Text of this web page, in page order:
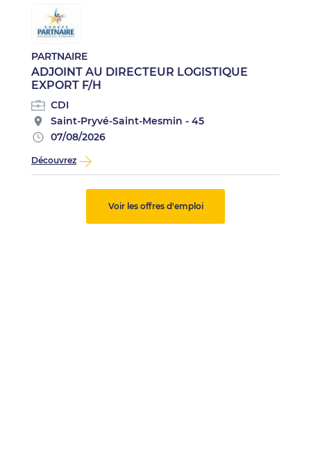
PARTNAIRE
ADJOINT AU DIRECTEUR LOGISTIQUE
EXPORT F/H
CDI
Saint-Pryvé-Saint-Mesmin - 45
07/08/2026
Découvrez
Voir les offres d'emploi